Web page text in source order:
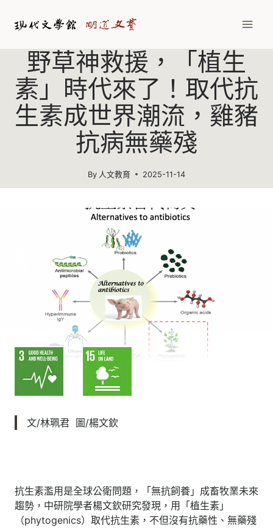
野草神救援，「植生
素」時代來了！取代抗
生素成世界潮流，雞豬
抗病無藥殘
By 人文教育 2025-11-14
文/林珮君 圖/楊文欽
抗生素濫用是全球公衛問題，「無抗飼養」成畜牧業未來
趨勢，中研院學者楊文欽研究發現，用「植生素」
（phytogenics）取代抗生素，不但沒有抗藥性、無藥殘